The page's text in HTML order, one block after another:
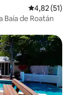
4,82 de uma
4,82 (51)
Baía de Roatán